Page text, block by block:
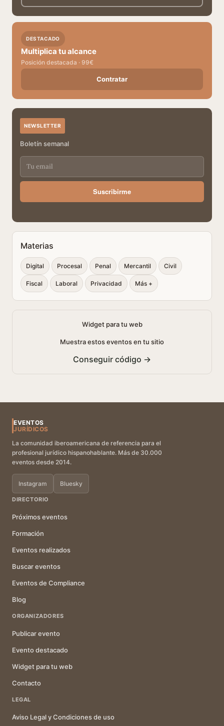
DESTACADO
Multiplica tu alcance
Posición destacada · 99€
Contratar
NEWSLETTER
Boletín semanal
Suscribirme
Materias
Digital Procesal Penal Mercantil Civil
Fiscal Laboral Privacidad Más +
Widget para tu web
Muestra estos eventos en tu sitio
Conseguir código →
EVENTOS
JURÍDICOS
La comunidad iberoamericana de referencia para el
profesional jurídico hispanohablante. Más de 30.000
eventos desde 2014.
Instagram Bluesky
DIRECTORIO
Próximos eventos
Formación
Eventos realizados
Buscar eventos
Eventos de Compliance
Blog
ORGANIZADORES
Publicar evento
Evento destacado
Widget para tu web
Contacto
LEGAL
Aviso Legal y Condiciones de uso